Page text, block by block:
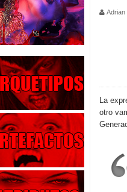
Parte 02: Los Muertos
Parte 01: Escondido a Plena
Parte 02: El Enemigo de mi
Parte 06: Coletazos
Parte 05: Los Horrores del
Parte 04: Oídos Sordos
Parte 03: La Traición
Adrian
La
otro